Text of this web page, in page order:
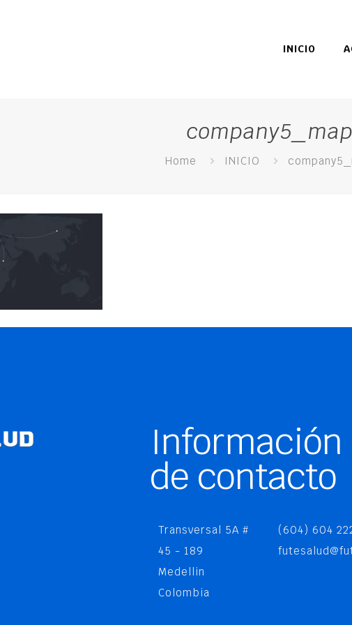
INICIO
company5_map
Home INICIO
Información
de contacto
Transversal 5A #
45 - 189
Medellin
Colombia
(604) 604